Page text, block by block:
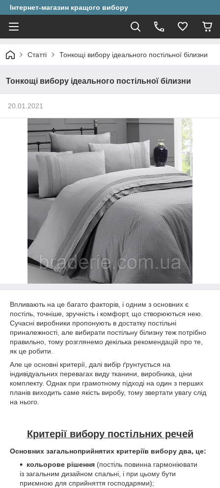
Інтернет-магазин кращого вибору
Статті Тонкощі вибору ідеального постільної білизни
Тонкощі вибору ідеального постільної білизни
20.01.2021
Впливають на це багато факторів, і одним з основних є
постіль, точніше, зручність і комфорт, що створюються нею.
Сучасні виробники пропонують в достатку постільні
приналежності, але вибирати постільну білизну теж потрібно
правильно, тому розглянемо декілька рекомендацій про те,
як це робити.
Але це основні критерії, далі вибір ґрунтується на
індивідуальних перевагах виду тканини, виробника, ціни
комплекту. Однак при грамотному підході на один з перших
планів виходить саме якість виробу, тому звертати увагу слід
на нього.
Критерії вибору постільних речей
Основних загальноприйнятих критеріїв вибору два, це:
кольорове рішення (постіль повинна гармоніювати
із загальним дизайном спальні, і при цьому бути
приємною для сприйняття господарями);